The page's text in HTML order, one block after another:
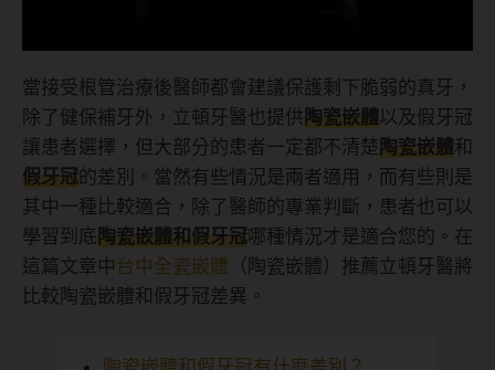
當接受根管治療後醫師都會建議保護剩下脆弱的真牙，
除了健保補牙外，立頓牙醫也提供陶瓷嵌體以及假牙冠
讓患者選擇，但大部分的患者一定都不清楚陶瓷嵌體和
假牙冠的差別。當然有些情況是兩者適用，而有些則是
其中一種比較適合，除了醫師的專業判斷，患者也可以
學習到底陶瓷嵌體和假牙冠哪種情況才是適合您的。在
這篇文章中 台中全瓷嵌體 （陶瓷嵌體）推薦立頓牙醫將
比較陶瓷嵌體和假牙冠差異。